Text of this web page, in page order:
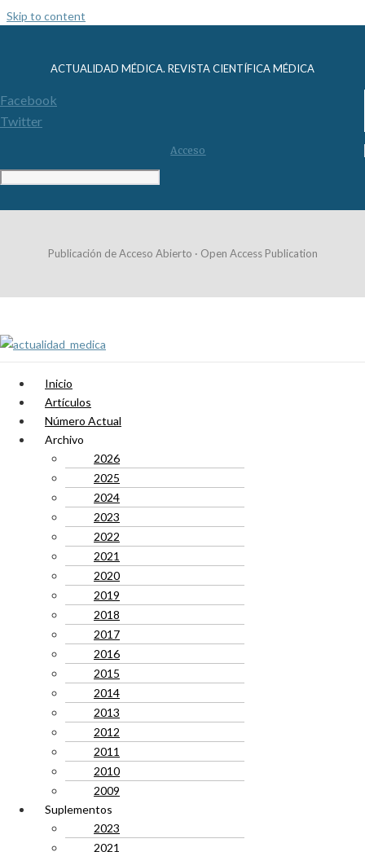
Skip to content
ACTUALIDAD MÉDICA. REVISTA CIENTÍFICA MÉDICA
Facebook
Twitter
Acceso
Publicación de Acceso Abierto · Open Access Publication
Inicio
Artículos
Número Actual
Archivo
2026
2025
2024
2023
2022
2021
2020
2019
2018
2017
2016
2015
2014
2013
2012
2011
2010
2009
Suplementos
2023
2021